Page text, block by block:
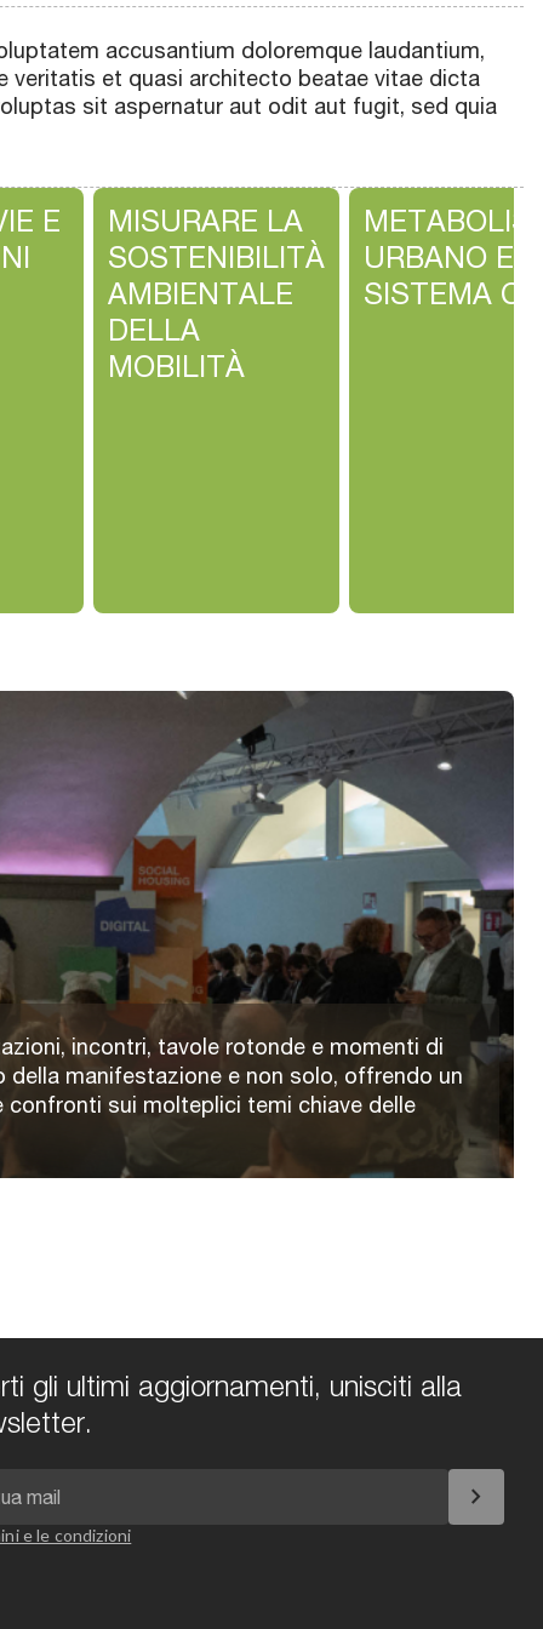
accusantium doloremque laudantium,
veritatis et quasi architecto beatae vitae dicta
sit aspernatur aut odit aut fugit, sed quia
E
MISURARE LA
SOSTENIBILITÀ
AMBIENTALE
DELLA
MOBILITÀ
URBANO E
SISTEMA
incontri, tavole rotonde e momenti di
manifestazione e non solo, offrendo un
sui molteplici temi chiave delle
gli ultimi aggiornamenti, unisciti alla
chevron_right
e le condizioni